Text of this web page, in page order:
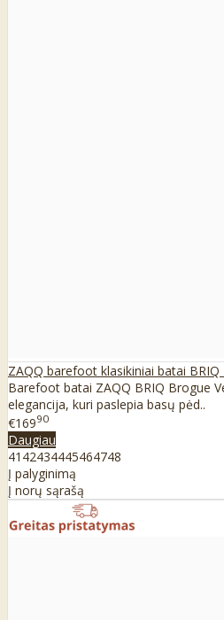
ZAQQ barefoot klasikiniai batai
Barefoot batai ZAQQ BRIQ Brogue
elegancija, kuri paslepia basų pėd..
€16990
Daugiau
41 42434445464748
Į palyginimą
Į norų sąrašą